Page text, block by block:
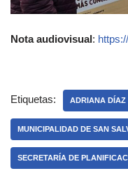
Nota audiovisual:
Etiquetas: ADRIANA DÍAZ
MUNICIPALIDAD DE SAN
SECRETARÍA DE